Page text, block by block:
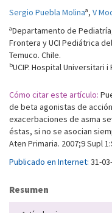
Sergio Puebla Molinaa, V
aDepartamento de
Frontera y UCI Pediátrica
Temuco. Chile.
bUCIP. Hospital Universitari i
Cómo citar este artículo:
de beta agonistas de
exacerbaciones de asma
éstas, si no se asocian
Aten Primaria. 2007;9 Supl
Publicado en Internet: 31-
Resumen